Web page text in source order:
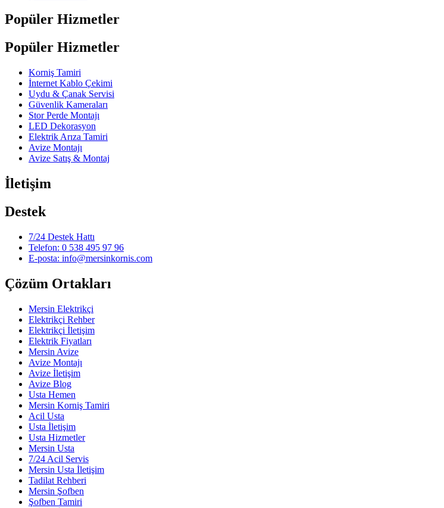
Popüler Hizmetler
Popüler Hizmetler
Korniş Tamiri
İnternet Kablo Çekimi
Uydu & Çanak Servisi
Güvenlik Kameraları
Stor Perde Montajı
LED Dekorasyon
Elektrik Arıza Tamiri
Avize Montajı
Avize Satış & Montaj
İletişim
Destek
7/24 Destek Hattı
Telefon: 0 538 495 97 96
E-posta: info@mersinkornis.com
Çözüm Ortakları
Mersin Elektrikçi
Elektrikçi Rehber
Elektrikçi İletişim
Elektrik Fiyatları
Mersin Avize
Avize Montajı
Avize İletişim
Avize Blog
Usta Hemen
Mersin Korniş Tamiri
Acil Usta
Usta İletişim
Usta Hizmetler
Mersin Usta
7/24 Acil Servis
Mersin Usta İletişim
Tadilat Rehberi
Mersin Şofben
Şofben Tamiri